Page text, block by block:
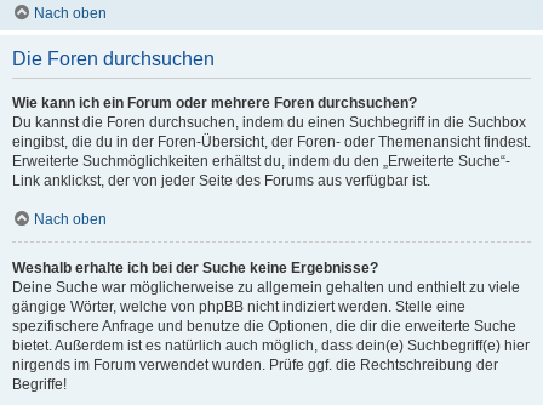
Nach oben
Die Foren durchsuchen
Wie kann ich ein Forum oder mehrere Foren durchsuchen?
Du kannst die Foren durchsuchen, indem du einen Suchbegriff in die Suchbox
eingibst, die du in der Foren-Übersicht, der Foren- oder Themenansicht findest.
Erweiterte Suchmöglichkeiten erhältst du, indem du den „Erweiterte Suche“-
Link anklickst, der von jeder Seite des Forums aus verfügbar ist.
Nach oben
Weshalb erhalte ich bei der Suche keine Ergebnisse?
Deine Suche war möglicherweise zu allgemein gehalten und enthielt zu viele
gängige Wörter, welche von phpBB nicht indiziert werden. Stelle eine
spezifischere Anfrage und benutze die Optionen, die dir die erweiterte Suche
bietet. Außerdem ist es natürlich auch möglich, dass dein(e) Suchbegriff(e) hier
nirgends im Forum verwendet wurden. Prüfe ggf. die Rechtschreibung der
Begriffe!